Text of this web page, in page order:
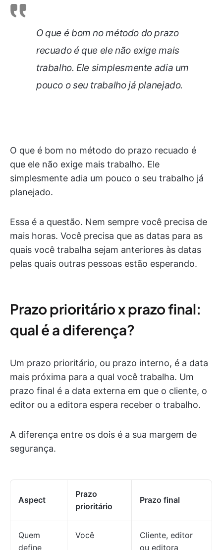
O que é bom no método do prazo
recuado é que ele não exige mais
trabalho. Ele simplesmente adia um
pouco o seu trabalho já planejado.
O que é bom no método do prazo recuado é
que ele não exige mais trabalho. Ele
simplesmente adia um pouco o seu trabalho já
planejado.
Essa é a questão. Nem sempre você precisa de
mais horas. Você precisa que as datas para as
quais você trabalha sejam anteriores às datas
pelas quais outras pessoas estão esperando.
Prazo prioritário x prazo final:
qual é a diferença?
Um prazo prioritário, ou prazo interno, é a data
mais próxima para a qual você trabalha. Um
prazo final é a data externa em que o cliente, o
editor ou a editora espera receber o trabalho.
A diferença entre os dois é a sua margem de
segurança.
Aspect
Prazo
prioritário
Prazo final
Quem
define
Você
Cliente, editor
ou editora